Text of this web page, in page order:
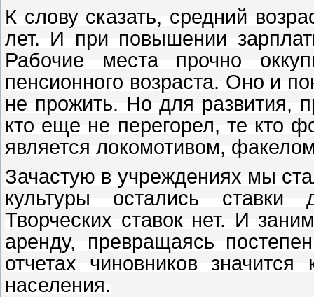
К слову сказать, средний
лет. И при повышении
Рабочие места прочно
пенсионного возраста. Оно и
не прожить. Но для развития,
кто еще не перегорел, те кто
является локомотивом,
Зачастую в учреждениях мы
культуры остались
Творческих ставок нет. И
аренду, превращаясь
отчетах чиновников
населения.